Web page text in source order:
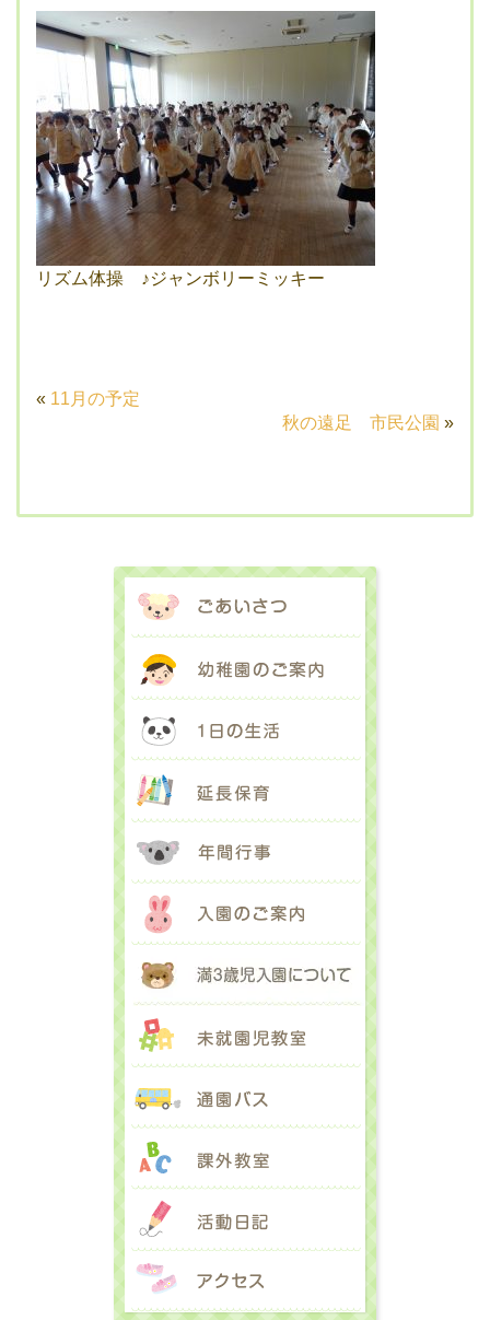
リズム体操 ♪ジャンボリーミッキー
« 11月の予定
秋の遠足 市民公園 »
ごあいさつ
幼稚園のご案内
課外教室
活動日記
アクセス